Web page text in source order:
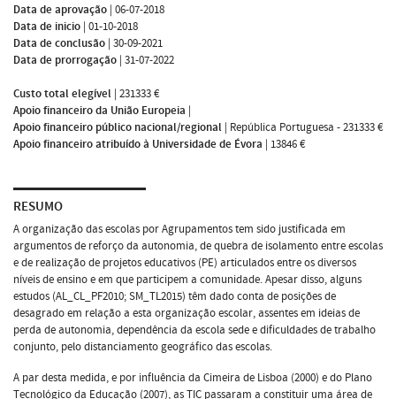
Data de aprovação | 06-07-2018
Data de inicio | 01-10-2018
Data de conclusão | 30-09-2021
Data de prorrogação | 31-07-2022
Custo total elegível | 231333 €
Apoio financeiro da União Europeia |
Apoio financeiro público nacional/regional | República Portuguesa - 231333 €
Apoio financeiro atribuído à Universidade de Évora | 13846 €
RESUMO
A organização das escolas por Agrupamentos tem sido justificada em
argumentos de reforço da autonomia, de quebra de isolamento entre escolas
e de realização de projetos educativos (PE) articulados entre os diversos
níveis de ensino e em que participem a comunidade. Apesar disso, alguns
estudos (AL_CL_PF2010; SM_TL2015) têm dado conta de posições de
desagrado em relação a esta organização escolar, assentes em ideias de
perda de autonomia, dependência da escola sede e dificuldades de trabalho
conjunto, pelo distanciamento geográfico das escolas.
A par desta medida, e por influência da Cimeira de Lisboa (2000) e do Plano
Tecnológico da Educação (2007), as TIC passaram a constituir uma área de